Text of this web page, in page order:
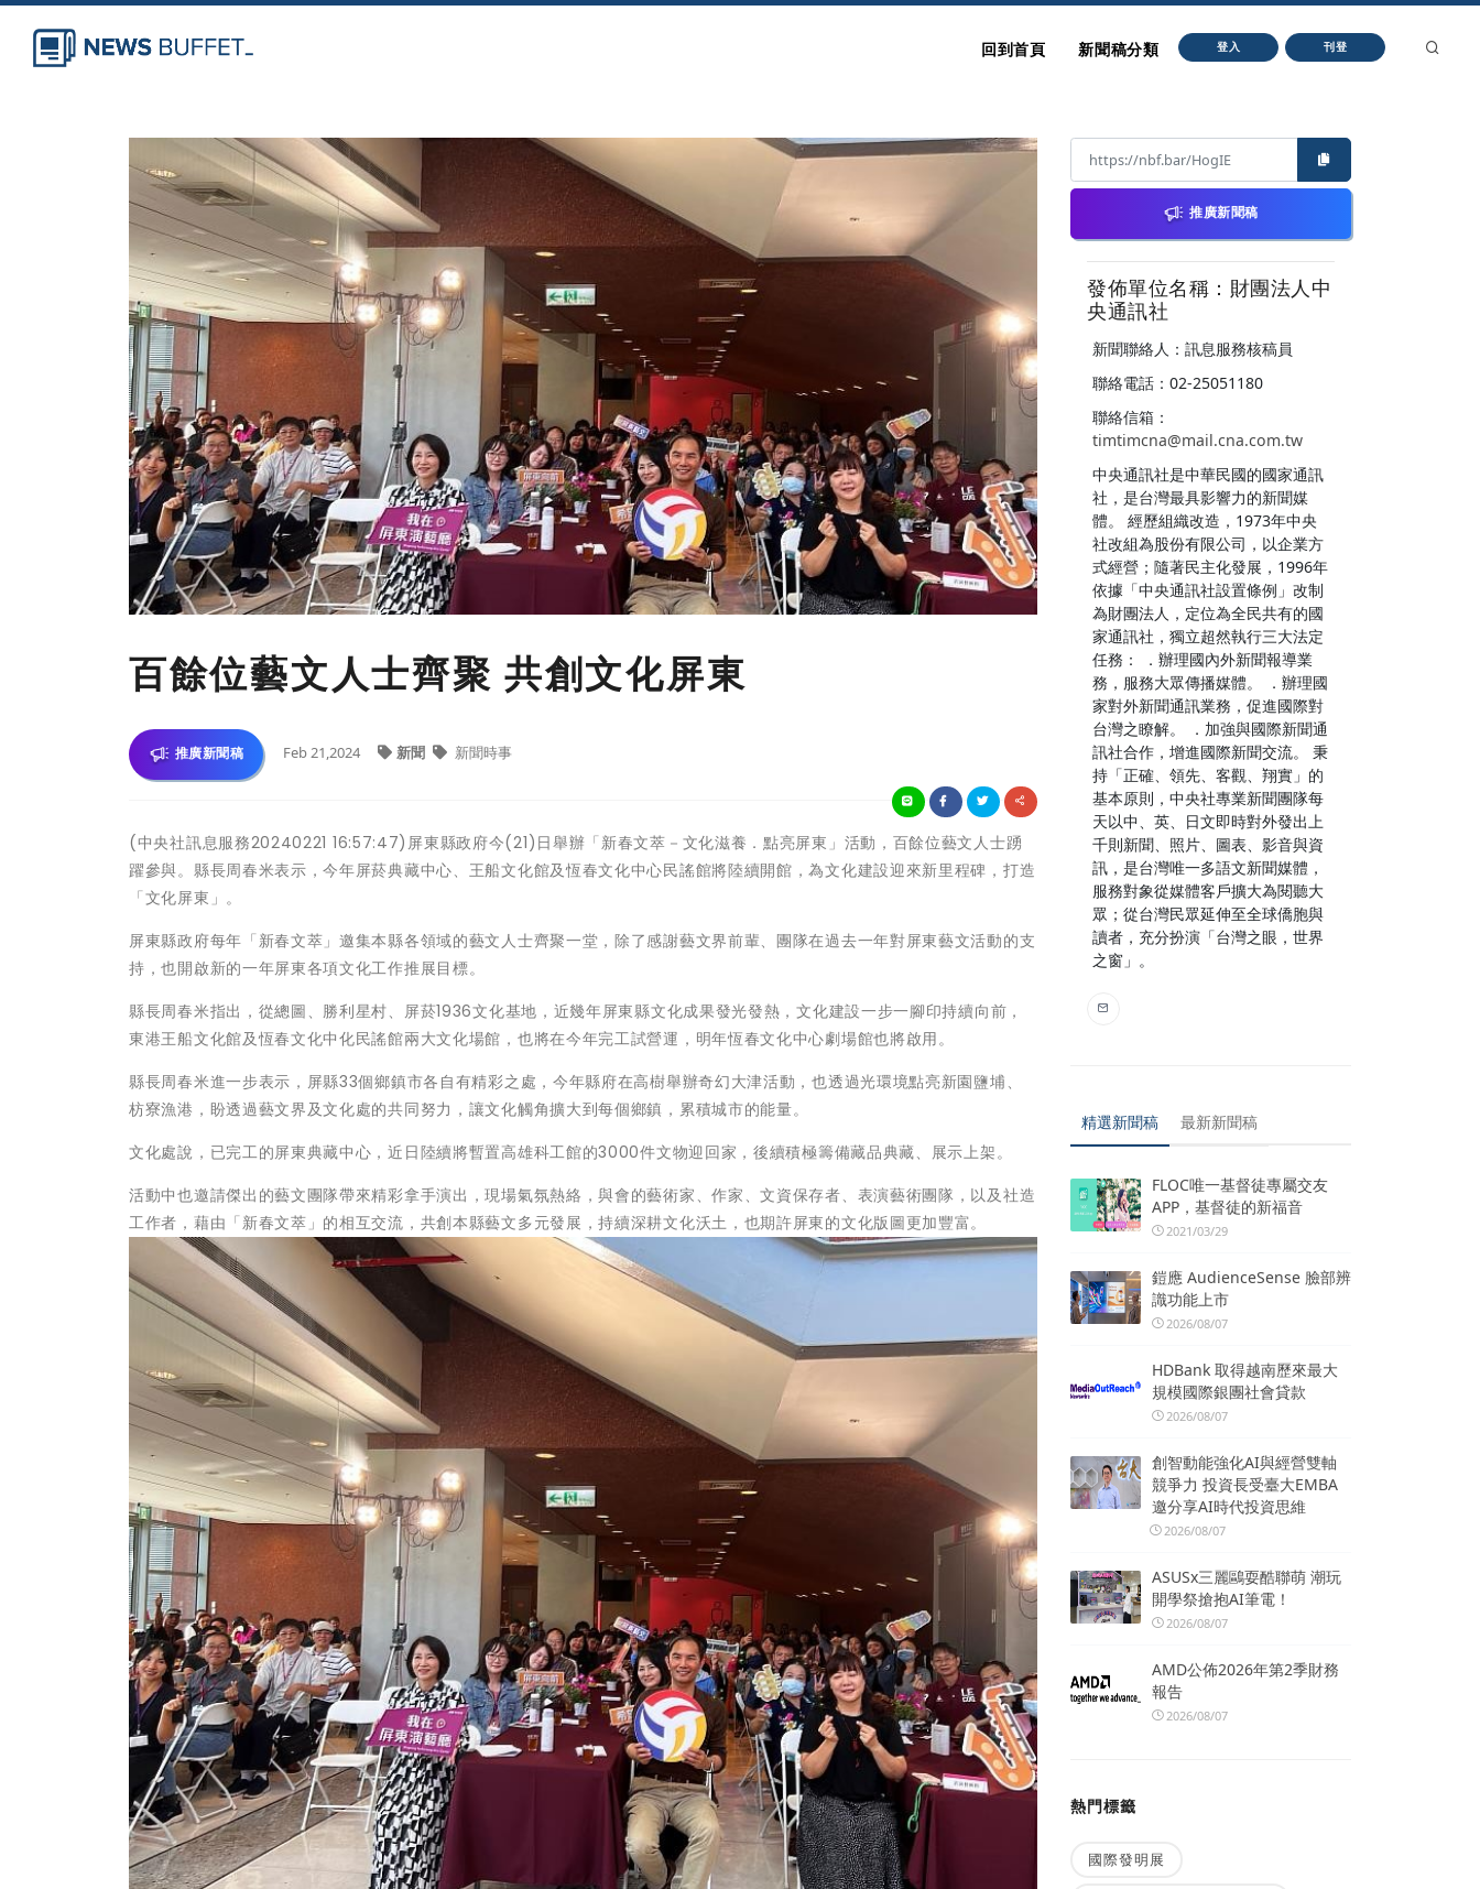
回到首頁 新聞稿分類 登入 刊登
百餘位藝文人士齊聚 共創文化屏東
推廣新聞稿 Feb 21,2024 新聞 新聞時事
(中央社訊息服務20240221 16:57:47)屏東縣政府今(21)日舉辦「新春文萃－文化滋養．點亮屏東」活動，百餘位藝文人士踴
躍參與。縣長周春米表示，今年屏菸典藏中心、王船文化館及恆春文化中心民謠館將陸續開館，為文化建設迎來新里程碑，打造
「文化屏東」。
屏東縣政府每年「新春文萃」邀集本縣各領域的藝文人士齊聚一堂，除了感謝藝文界前輩、團隊在過去一年對屏東藝文活動的支
持，也開啟新的一年屏東各項文化工作推展目標。
縣長周春米指出，從總圖、勝利星村、屏菸1936文化基地，近幾年屏東縣文化成果發光發熱，文化建設一步一腳印持續向前，
東港王船文化館及恆春文化中化民謠館兩大文化場館，也將在今年完工試營運，明年恆春文化中心劇場館也將啟用。
縣長周春米進一步表示，屏縣33個鄉鎮市各自有精彩之處，今年縣府在高樹舉辦奇幻大津活動，也透過光環境點亮新園鹽埔、
枋寮漁港，盼透過藝文界及文化處的共同努力，讓文化觸角擴大到每個鄉鎮，累積城市的能量。
文化處說，已完工的屏東典藏中心，近日陸續將暫置高雄科工館的3000件文物迎回家，後續積極籌備藏品典藏、展示上架。
活動中也邀請傑出的藝文團隊帶來精彩拿手演出，現場氣氛熱絡，與會的藝術家、作家、文資保存者、表演藝術團隊，以及社造
工作者，藉由「新春文萃」的相互交流，共創本縣藝文多元發展，持續深耕文化沃土，也期許屏東的文化版圖更加豐富。
推廣新聞稿
發佈單位名稱：財團法人中
央通訊社
新聞聯絡人：訊息服務核稿員
聯絡電話：02-25051180
聯絡信箱：
timtimcna@mail.cna.com.tw
中央通訊社是中華民國的國家通訊
社，是台灣最具影響力的新聞媒
體。 經歷組織改造，1973年中央
社改組為股份有限公司，以企業方
式經營；隨著民主化發展，1996年
依據「中央通訊社設置條例」改制
為財團法人，定位為全民共有的國
家通訊社，獨立超然執行三大法定
任務： ．辦理國內外新聞報導業
務，服務大眾傳播媒體。 ．辦理國
家對外新聞通訊業務，促進國際對
台灣之瞭解。 ．加強與國際新聞通
訊社合作，增進國際新聞交流。 秉
持「正確、領先、客觀、翔實」的
基本原則，中央社專業新聞團隊每
天以中、英、日文即時對外發出上
千則新聞、照片、圖表、影音與資
訊，是台灣唯一多語文新聞媒體，
服務對象從媒體客戶擴大為閱聽大
眾；從台灣民眾延伸至全球僑胞與
讀者，充分扮演「台灣之眼，世界
之窗」。
精選新聞稿 最新新聞稿
FLOC唯一基督徒專屬交友
APP，基督徒的新福音
2021/03/29
鎧應 AudienceSense 臉部辨
識功能上市
2026/08/07
HDBank 取得越南歷來最大
規模國際銀團社會貸款
2026/08/07
創智動能強化AI與經營雙軸
競爭力 投資長受臺大EMBA
邀分享AI時代投資思維
2026/08/07
ASUSx三麗鷗耍酷聯萌 潮玩
開學祭搶抱AI筆電！
2026/08/07
AMD公佈2026年第2季財務
報告
2026/08/07
熱門標籤
國際發明展